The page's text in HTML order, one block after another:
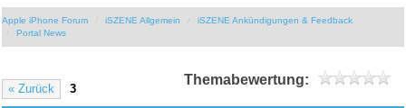
Apple iPhone Forum iSZENE Allgemein
iSZENE Ankündigungen & Feedback
Portal News
« Zurück 3
Themabewertung: